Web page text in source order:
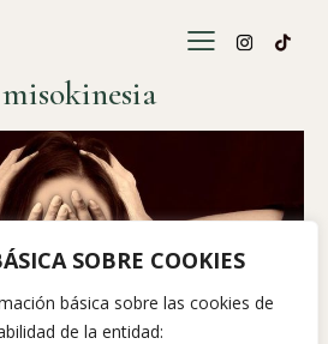
SOBRE COOKIES
básica sobre las cookies de
de la entidad: